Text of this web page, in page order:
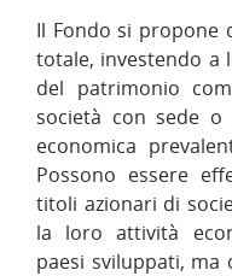
Il Fondo si propone
totale, investendo a
del patrimonio
società con sede
economica
Possono essere
titoli azionari di
la loro attività
paesi sviluppati, ma